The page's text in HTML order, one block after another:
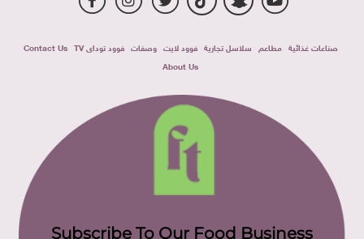
صناعات غذائية مطاعم سلاسل تجارية فوود لايت وصفات فوود توداى TV
Contact Us
About Us
Subscribe To Our Food Business